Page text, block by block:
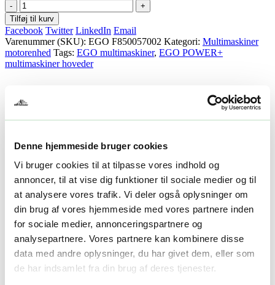
Denne hjemmeside bruger cookies
Vi bruger cookies til at tilpasse vores indhold og
annoncer, til at vise dig funktioner til sociale medier og til
at analysere vores trafik. Vi deler også oplysninger om
din brug af vores hjemmeside med vores partnere inden
for sociale medier, annonceringspartnere og
analysepartnere. Vores partnere kan kombinere disse
data med andre oplysninger, du har givet dem, eller som
de har indsamlet fra din brug af deres tjenester.
var:
3.000,00 kr..2.695,00 kr..
-
+
Tilføj til kurv
Facebook Twitter LinkedIn Email
Varenummer (SKU): EGO F850057002 Kategori: Multimaskiner
motorenhed Tags: EGO multimaskiner, EGO POWER+
multimaskiner hoveder
Beskrivelse
EGO PHX1600 Motorenhed –
Kraftfuld og fleksibel batterimotor til
alle opgaver
Opdag den alsidige og robusteEGO PHX1600 motorenhed,
designet til krævende brugere, der ønsker maksimal ydeevne og